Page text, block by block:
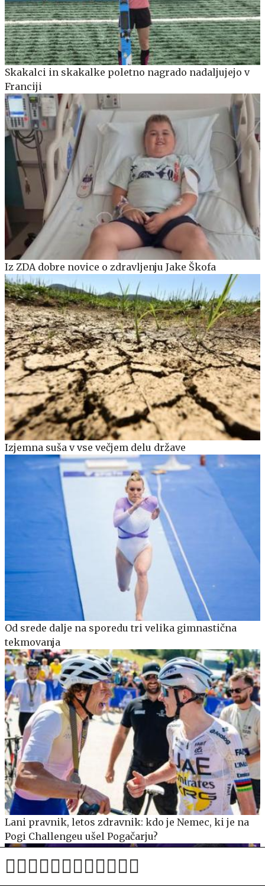
Skakalci in skakalke poletno nagrado nadaljujejo v
Franciji
Iz ZDA dobre novice o zdravljenju Jake Škofa
Izjemna suša v vse večjem delu države
Od srede dalje na sporedu tri velika gimnastična
tekmovanja
Lani pravnik, letos zdravnik: kdo je Nemec, ki je na
Pogi Challengeu ušel Pogačarju?